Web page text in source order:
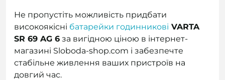
Не пропустіть можливість придбати
високоякісні батарейки годинникові VARTA
SR 69 AG 6 за вигідною ціною в інтернет-
магазині Sloboda-shop.com і забезпечте
стабільне живлення ваших пристроїв на
довгий час.